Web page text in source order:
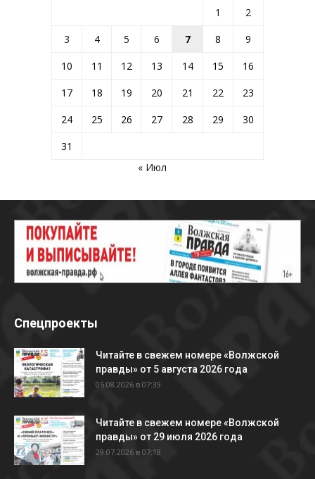
1
2
3
4 5 6 7 8
9
10
11 12 13 14 15
16
17
18 19 20 21 22
23
24
25 26 27 28 29
30
31
« Июл
Спецпроекты
Читайте в свежем номере «Волжской
правды» от 5 августа 2026 года
05.08.2026 в 07:39
Читайте в свежем номере «Волжской
правды» от 29 июля 2026 года
29.07.2026 в 07:18